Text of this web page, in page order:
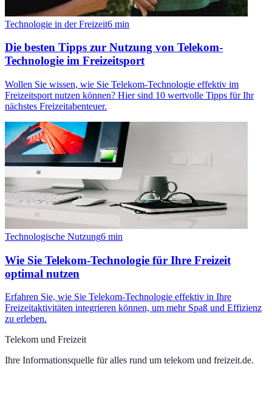
Technologie in der Freizeit6 min
Die besten Tipps zur Nutzung von Telekom-
Technologie im Freizeitsport
Wollen Sie wissen, wie Sie Telekom-Technologie effektiv im
Freizeitsport nutzen können? Hier sind 10 wertvolle Tipps für Ihr
nächstes Freizeitabenteuer.
Technologische Nutzung6 min
Wie Sie Telekom-Technologie für Ihre Freizeit
optimal nutzen
Erfahren Sie, wie Sie Telekom-Technologie effektiv in Ihre
Freizeitaktivitäten integrieren können, um mehr Spaß und Effizienz
zu erleben.
Telekom und Freizeit
Ihre Informationsquelle für alles rund um telekom und freizeit.de.